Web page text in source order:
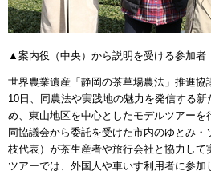
▲案内役（中央）から説明を受ける参加者
世界農業遺産「静岡の茶草場農法」推進協
10日、同農法や実践地の魅力を発信する
め、東山地区を中心としたモデルツアーを
同協議会から委託を受けた市内のゆとみ
枝代表）が茶生産者や旅行会社と協力して
ツアーでは、外国人や車いす利用者に参